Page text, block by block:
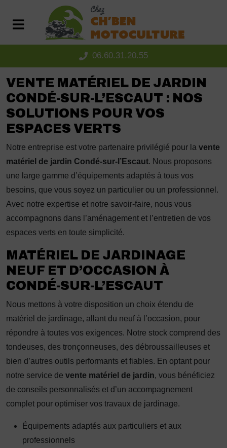
06.60.31.20.55
VENTE MATÉRIEL DE JARDIN
CONDÉ-SUR-L’ESCAUT : NOS
SOLUTIONS POUR VOS
ESPACES VERTS
Notre entreprise est votre partenaire privilégié pour la vente
matériel de jardin Condé-sur-l’Escaut. Nous proposons
une large gamme d’équipements adaptés à tous vos
besoins, que vous soyez un particulier ou un professionnel.
Avec notre expertise et notre savoir-faire, nous vous
accompagnons dans l’aménagement et l’entretien de vos
espaces verts en toute simplicité.
MATÉRIEL DE JARDINAGE
NEUF ET D’OCCASION À
CONDÉ-SUR-L’ESCAUT
Nous mettons à votre disposition un choix étendu de
matériel de jardinage, allant du neuf à l’occasion, pour
répondre à toutes vos exigences. Notre stock comprend des
tondeuses, des tronçonneuses, des débroussailleuses et
bien d’autres outils performants et fiables. En optant pour
notre service de vente matériel de jardin, vous bénéficiez
de conseils personnalisés et d’un accompagnement
complet pour optimiser vos travaux de jardinage.
Équipements adaptés aux particuliers et aux
professionnels
Panneau de gestion des cookies